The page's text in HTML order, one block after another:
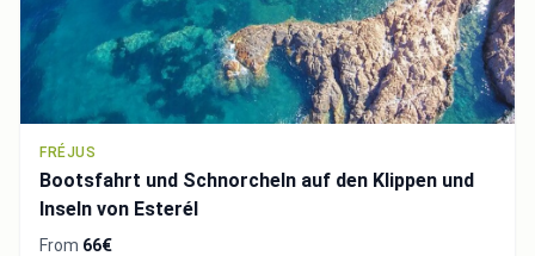
FRÉJUS
Bootsfahrt und Schnorcheln auf den Klippen und
Inseln von Esterél
From 66€